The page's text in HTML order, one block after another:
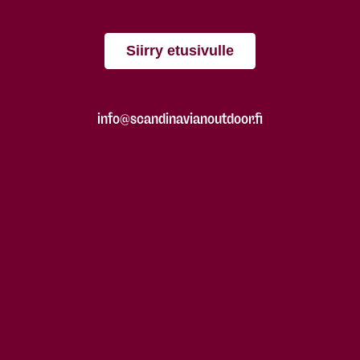
Siirry etusivulle
info@scandinavianoutdoor.fi